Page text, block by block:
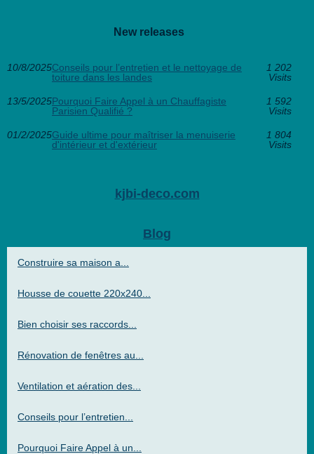
New releases
10/8/2025Conseils pour l’entretien et le nettoyage de
toiture dans les landes
1 202
Visits
13/5/2025Pourquoi Faire Appel à un Chauffagiste
Parisien Qualifié ?
1 592
Visits
01/2/2025Guide ultime pour maîtriser la menuiserie
d'intérieur et d'extérieur
1 804
Visits
kjbi-deco.com
Blog
Construire sa maison a...
Housse de couette 220x240...
Bien choisir ses raccords...
Rénovation de fenêtres au...
Ventilation et aération des...
Conseils pour l’entretien...
Pourquoi Faire Appel à un...